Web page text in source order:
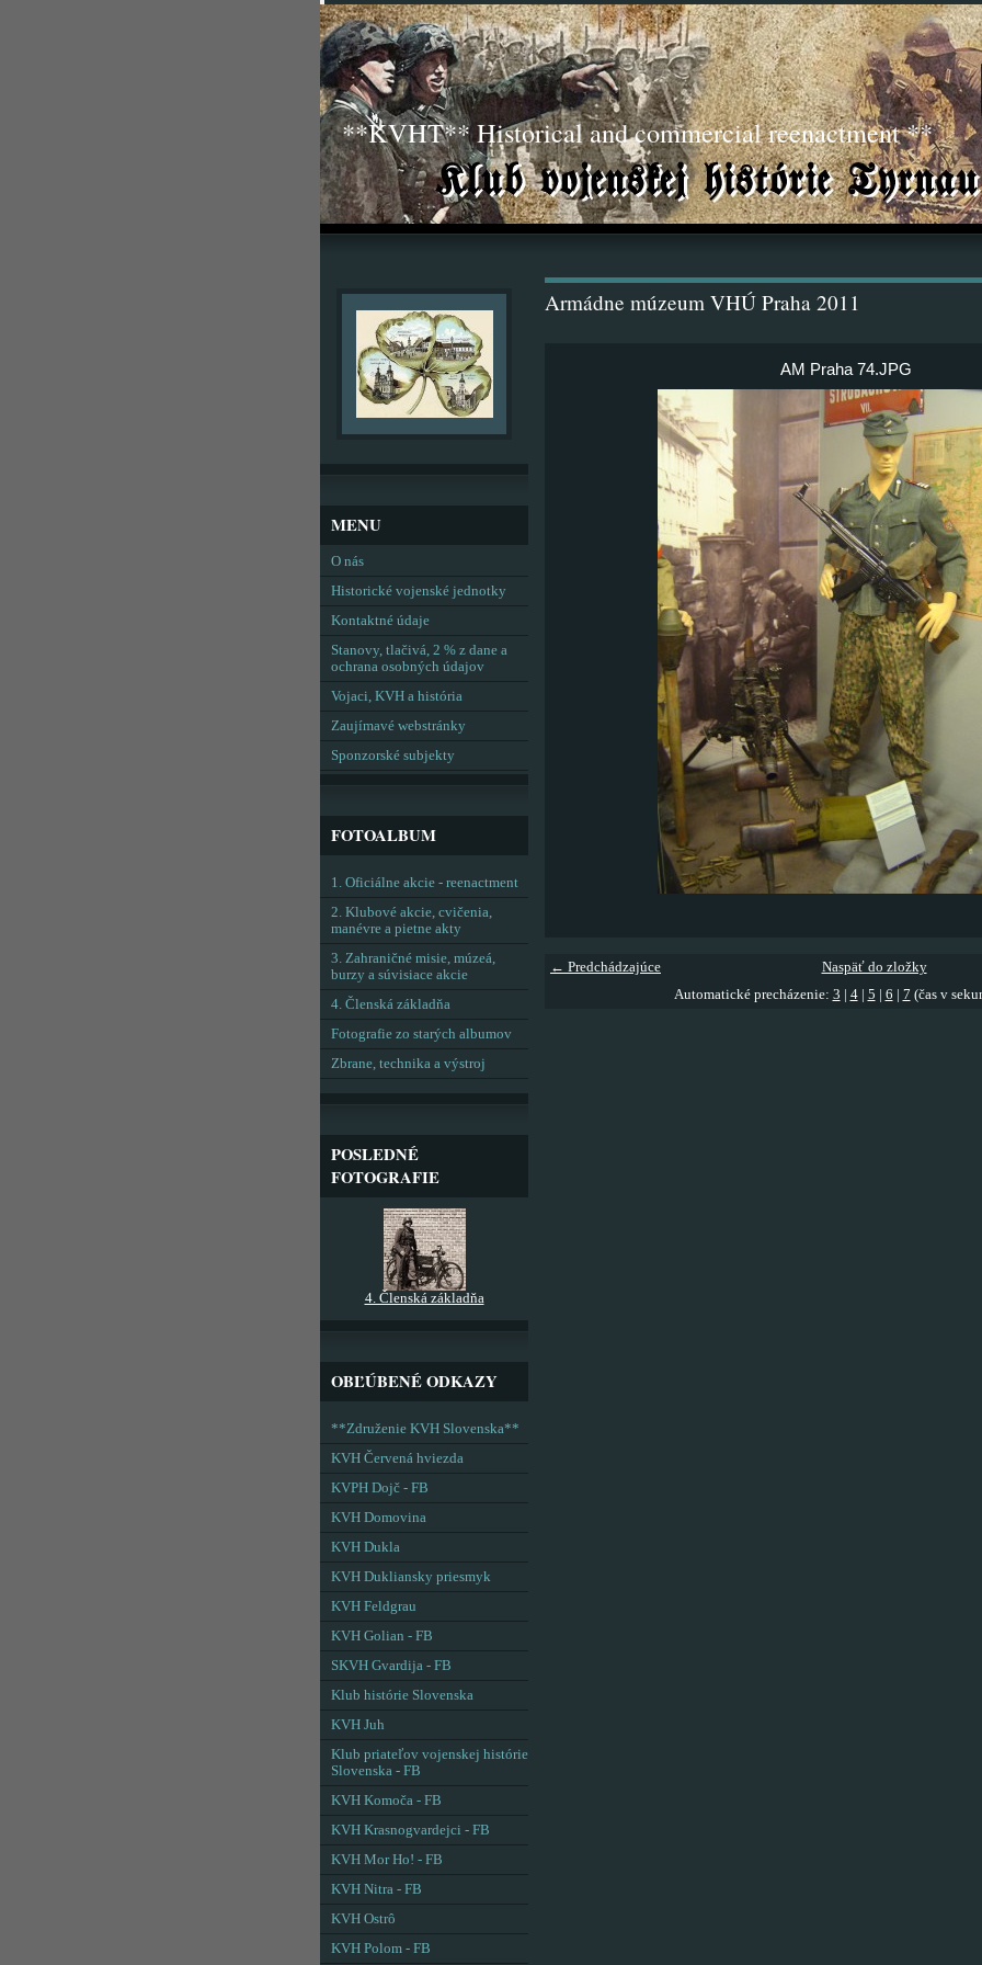
**KVHT** Historical and commercial reenactment **
Armádne múzeum VHÚ Praha 2011
AM Praha 74.JPG
← Predchádzajúce
Naspäť do zložky
Automatické precházenie: 3 4| 5 6 7 (čas v
MENU
O nás
Historické vojenské jednotky
Kontaktné údaje
Stanovy, tlačivá, 2 % z dane a
ochrana osobných údajov
Vojaci, KVH a história
Zaujímavé webstránky
Sponzorské subjekty
FOTOALBUM
1. Oficiálne akcie - reenactment
2. Klubové akcie, cvičenia,
manévre a pietne akty
3. Zahraničné misie, múzeá,
burzy a súvisiace akcie
4. Členská základňa
Fotografie zo starých albumov
Zbrane, technika a výstroj
POSLEDNÉ
FOTOGRAFIE
4. Členská základňa
OBĽÚBENÉ ODKAZY
**Združenie KVH Slovenska**
KVH Červená hviezda
KVPH Dojč - FB
KVH Domovina
KVH Dukla
KVH Dukliansky priesmyk
KVH Feldgrau
KVH Golian - FB
SKVH Gvardija - FB
Klub histórie Slovenska
KVH Juh
Klub priateľov vojenskej histórie
Slovenska - FB
KVH Komoča - FB
KVH Krasnogvardejci - FB
KVH Mor Ho! - FB
KVH Nitra - FB
KVH Ostrô
KVH Polom - FB